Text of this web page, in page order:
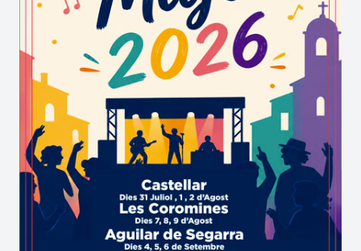
La força d’Emplaça't Festa Major de Cabrera de
Mar és que no apareix com un element aïllat dins
la Festa Major, sinó com una iniciativa que
dialoga amb el conjunt de la celebració. El
resultat és una experiència amb personalitat
pròpia, reconeixement acumulat i una dimensió
comunitària visible.
Més informació